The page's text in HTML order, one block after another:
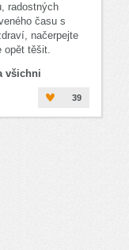
radostných
času s
načerpejte
opět těšit.
všichni
39